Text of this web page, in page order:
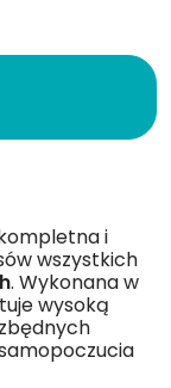
i
wszystkich
. Wykonana w
wysoką